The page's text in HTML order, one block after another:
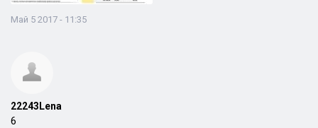
Май 5 2017 - 11:35
22243Lena
6